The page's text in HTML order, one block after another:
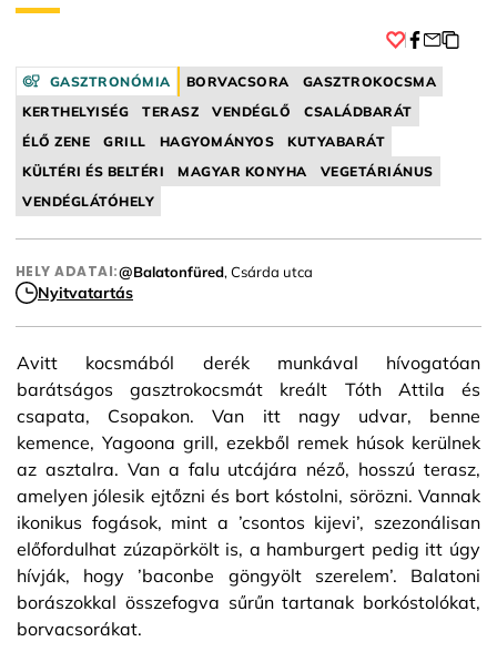
GASZTRONÓMIA BORVACSORA
GASZTROKOCSMA
KERTHELYISÉG
TERASZ VENDÉGLŐ
CSALÁDBARÁT
ÉLŐ ZENE
GRILL HAGYOMÁNYOS
KUTYABARÁT
KÜLTÉRI ÉS BELTÉRI
MAGYAR KONYHA
VEGETÁRIÁNUS
VENDÉGLÁTÓHELY
HELY ADATAI:@Balatonfüred, Csárda utca
Nyitvatartás
Avitt kocsmából derék munkával hívogatóan
barátságos gasztrokocsmát kreált Tóth Attila és
csapata, Csopakon. Van itt nagy udvar, benne
kemence, Yagoona grill, ezekből remek húsok kerülnek
az asztalra. Van a falu utcájára néző, hosszú terasz,
amelyen jólesik ejtőzni és bort kóstolni, sörözni. Vannak
ikonikus fogások, mint a ’csontos kijevi’, szezonálisan
előfordulhat zúzapörkölt is, a hamburgert pedig itt úgy
hívják, hogy ’baconbe göngyölt szerelem’. Balatoni
borászokkal összefogva sűrűn tartanak borkóstolókat,
borvacsorákat.